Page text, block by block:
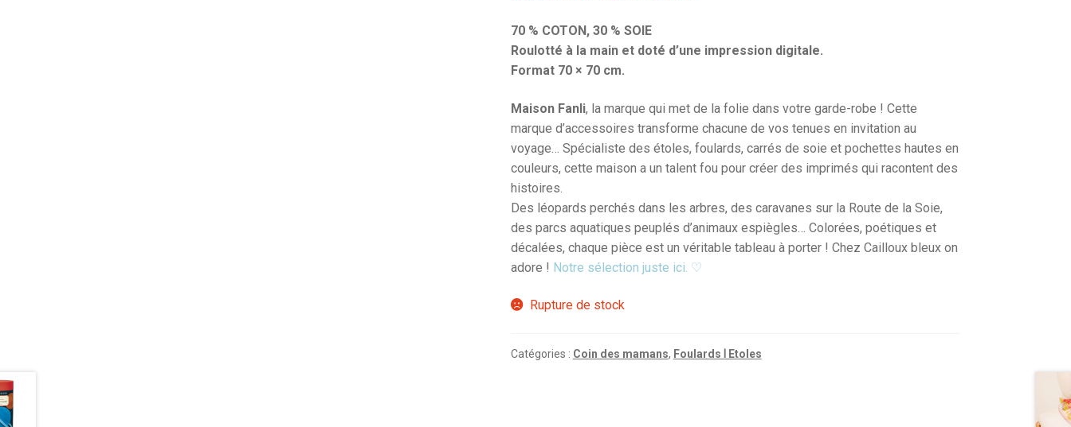
70 % COTON, 30 % SOIE
Roulotté à la main et doté d’une impression digitale.
Format 70 × 70 cm.
Maison Fanli, la marque qui met de la folie dans votre garde-robe ! Cette
marque d’accessoires transforme chacune de vos tenues en invitation au
voyage… Spécialiste des étoles, foulards, carrés de soie et pochettes hautes en
couleurs, cette maison a un talent fou pour créer des imprimés qui racontent des
histoires.
Des léopards perchés dans les arbres, des caravanes sur la Route de la Soie,
des parcs aquatiques peuplés d’animaux espiègles… Colorées, poétiques et
décalées, chaque pièce est un véritable tableau à porter ! Chez Cailloux bleux on
adore ! Notre sélection juste ici. ♡
Rupture de stock
Catégories : Coin des mamans, Foulards Ⅰ Etoles